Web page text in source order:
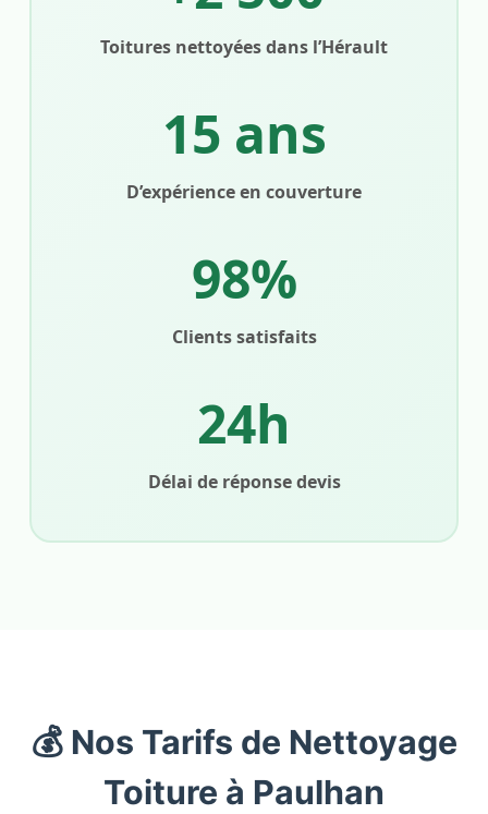
Toitures nettoyées dans l’Hérault
15 ans
D’expérience en couverture
98%
Clients satisfaits
24h
Délai de réponse devis
💰 Nos Tarifs de Nettoyage
Toiture à Paulhan